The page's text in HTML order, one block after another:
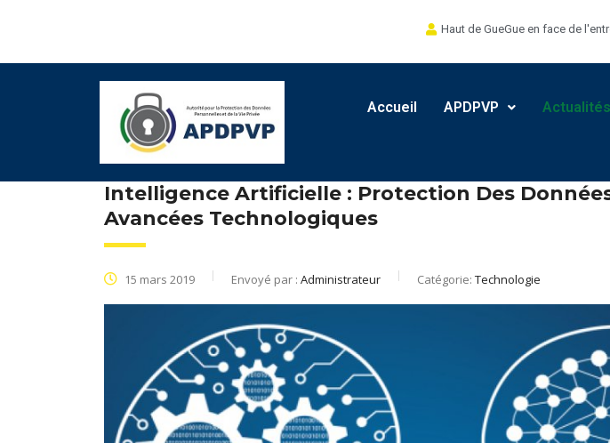
Haut de GueGue en face de
Accueil APDPVP Actualités
Intelligence Artificielle : Protection Des
Avancées Technologiques
15 mars 2019 Envoyé par : Administrateur Catégorie: Technologie